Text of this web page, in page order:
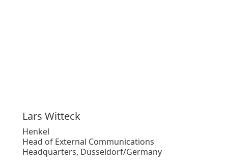
Lars Witteck
Henkel
Head of External Communications
Headquarters, Düsseldorf/Germany